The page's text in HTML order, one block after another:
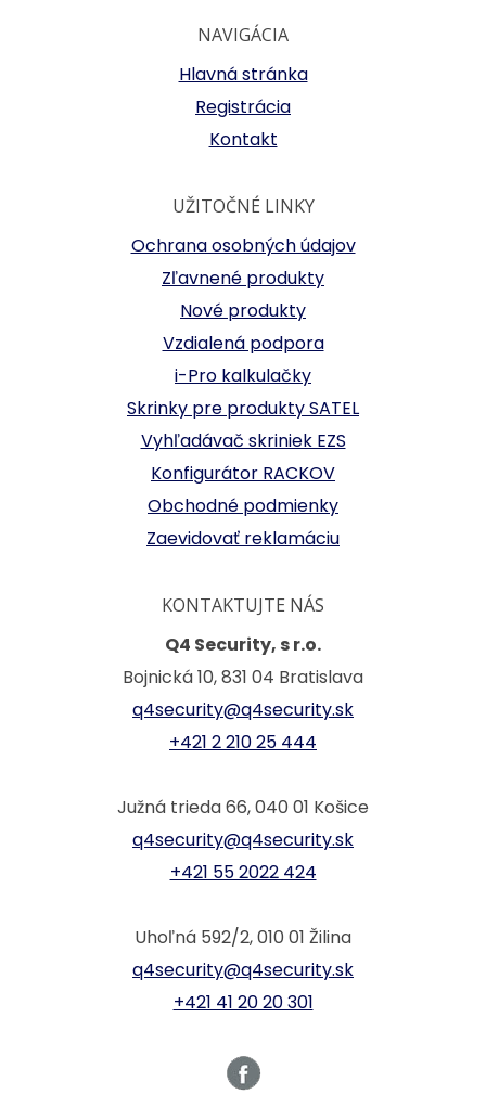
NAVIGÁCIA
Hlavná stránka
Registrácia
Kontakt
UŽITOČNÉ LINKY
Ochrana osobných údajov
Zľavnené produkty
Nové produkty
Vzdialená podpora
i-Pro kalkulačky
Skrinky pre produkty SATEL
Vyhľadávač skriniek EZS
Konfigurátor RACKOV
Obchodné podmienky
Zaevidovať reklamáciu
KONTAKTUJTE NÁS
Q4 Security, s r.o.
Bojnická 10, 831 04 Bratislava
q4security@q4security.sk
+421 2 210 25 444
Južná trieda 66, 040 01 Košice
q4security@q4security.sk
+421 55 2022 424
Uhoľná 592/2, 010 01 Žilina
q4security@q4security.sk
+421 41 20 20 301